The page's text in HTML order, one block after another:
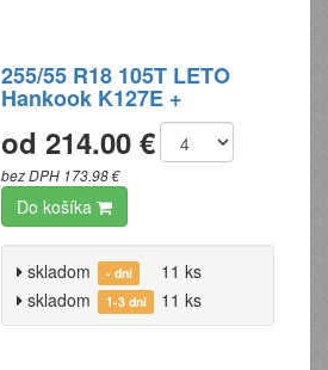
255/55 R18 105T LETO
Hankook K127E +
od 214.00 €
bez DPH 173.98 €
Do košíka
skladom - dní
11 ks
skladom
1-3 dni 11 ks